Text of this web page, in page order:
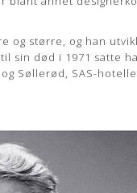
og større, og han
død i 1971 satte
Søllerød, SAS-